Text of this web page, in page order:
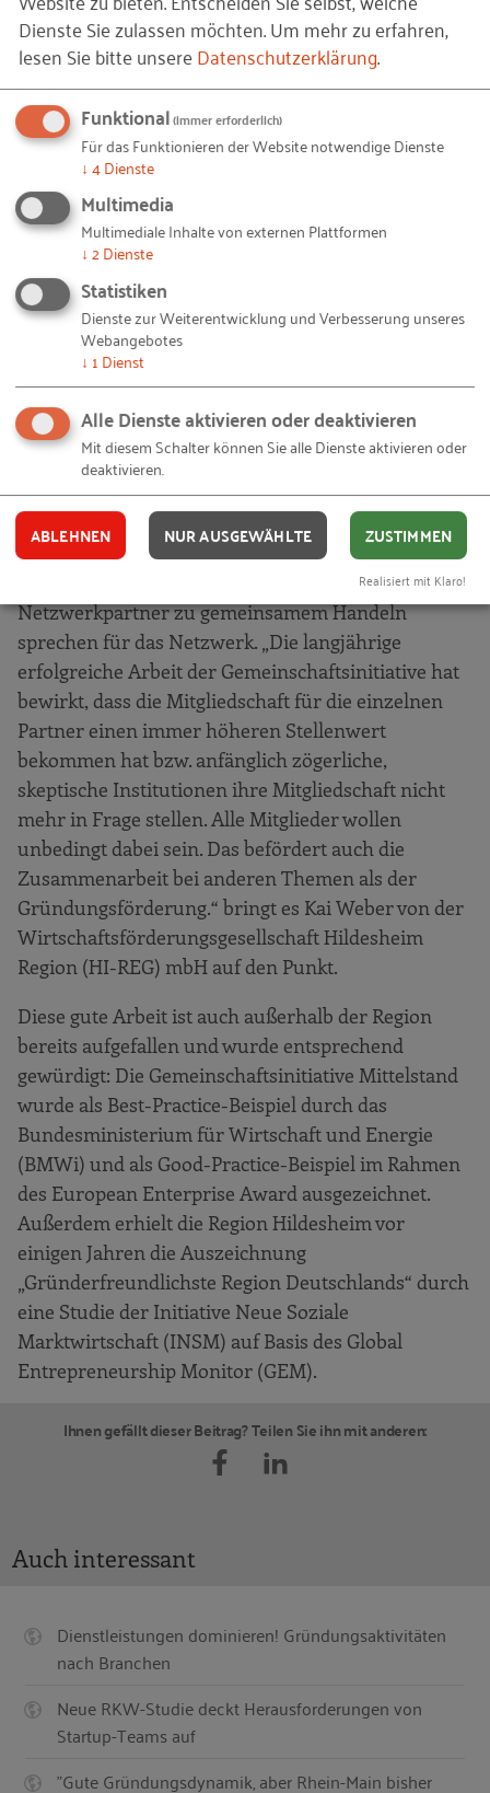
Fördermittel, Sozialversicherung und Rechtsfragen
besprochen.
Auch der Kontakt von Gründern zur etablierten
Wirtschaft der Region ist für die
Gemeinschaftsinitiative von Bedeutung und wird als
für beide Seiten relevant gesehen. So findet eine
Kontaktvermittlung zwischen Gründern und
etablierten Unternehmen statt (z. B. im Rahmen des
Jungunternehmerstammtischs) und die Initiative
steht in ständigem Kontakt mit
Unternehmensvertretungen wie den Kammern und
dem Arbeitgeberverband Niedersachsen Metall.
Den Erfolg ihrer Aktivitäten misst das Netzwerk
durch die Akzeptanz und Inanspruchnahme des
Gründerlotsen und des Netzwerks durch die
Gründer in der Region Hildesheim und auf Seite der
Partner durch die Zufriedenheit mit der
Zusammenarbeit. Auch die große Stabilität des
Netzwerkpartner zu gemeinsamem Handeln
sprechen für das Netzwerk. „Die langjährige
erfolgreiche Arbeit der Gemeinschaftsinitiative hat
bewirkt, dass die Mitgliedschaft für die einzelnen
Partner einen immer höheren Stellenwert
bekommen hat bzw. anfänglich zögerliche,
skeptische Institutionen ihre Mitgliedschaft nicht
mehr in Frage stellen. Alle Mitglieder wollen
unbedingt dabei sein. Das befördert auch die
Zusammenarbeit bei anderen Themen als der
Gründungsförderung.“ bringt es Kai Weber von der
Wirtschaftsförderungsgesellschaft Hildesheim
Region (HI-REG) mbH auf den Punkt.
Diese gute Arbeit ist auch außerhalb der Region
bereits aufgefallen und wurde entsprechend
gewürdigt: Die Gemeinschaftsinitiative Mittelstand
wurde als Best-Practice-Beispiel durch das
Bundesministerium für Wirtschaft und Energie
(BMWi) und als Good-Practice-Beispiel im Rahmen
des European Enterprise Award ausgezeichnet.
Außerdem erhielt die Region Hildesheim vor
einigen Jahren die Auszeichnung
„Gründerfreundlichste Region Deutschlands“ durch
eine Studie der Initiative Neue Soziale
Marktwirtschaft (INSM) auf Basis des Global
Entrepreneurship Monitor (GEM).
Ihnen gefällt dieser Beitrag? Teilen Sie ihn mit anderen:
Auch interessant
Dienstleistungen dominieren! Gründungsaktivitäten
nach Branchen
Neue RKW-Studie deckt Herausforderungen von
Startup-Teams auf
"Gute Gründungsdynamik, aber Rhein-Main bisher
Dienste Sie zulassen möchten.Um mehr zu erfahren,
lesen Sie bitte unsereDatenschutzerklärung.
Funktional(immer erforderlich)
Für das Funktionieren der Website notwendige Dienste
↓ 4Dienste
Multimedia
Multimediale Inhalte von externen Plattformen
↓ 2Dienste
Statistiken
Dienste zur Weiterentwicklung und Verbesserung unseres
Webangebotes
↓ 1 Dienst
Alle Dienste aktivieren oder deaktivieren
Mit diesem Schalter können Sie alle Dienste aktivieren oder
deaktivieren.
ABLEHNEN NUR AUSGEWÄHLTE ZUSTIMMEN
Realisiert mit Klaro!